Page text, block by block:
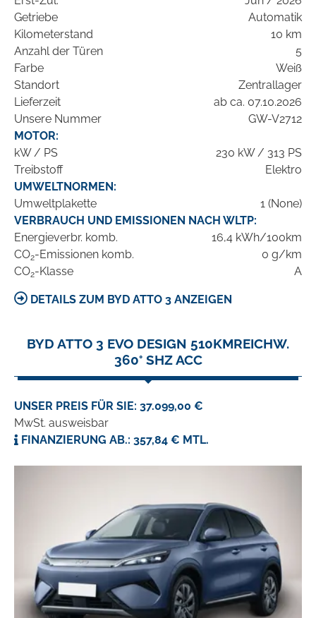
Getriebe
Automatik
Kilometerstand
10 km
Anzahl der Türen
5
Farbe
Weiß
Standort
Zentrallager
Lieferzeit
ab ca. 07.10.2026
Unsere Nummer
GW-V2712
MOTOR:
kW / PS
230 kW / 313 PS
Treibstoff
Elektro
UMWELTNORMEN:
Umweltplakette
1 (None)
VERBRAUCH UND EMISSIONEN NACH WLTP:
Energieverbr. komb.
16,4 kWh/100km
CO2-Emissionen komb.
0 g/km
CO2-Klasse A
DETAILS ZUM BYD ATTO 3 ANZEIGEN
BYD ATTO 3 EVO DESIGN 510KMREICHW.
360° SHZ ACC
UNSER PREIS FÜR SIE: 37.099,00 €
MwSt. ausweisbar
FINANZIERUNG AB.: 357,84 € MTL.